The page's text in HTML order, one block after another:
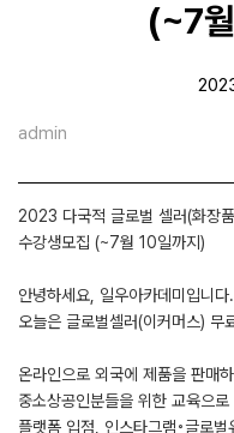
(~7
admin
2023 다국적 글로벌 셀러(화장
수강생모집 (~7월 10일까지)
안녕하세요, 일우아카데미입니다.
오늘은 글로벌셀러(이커머스) 무
온라인으로 외국에 제품을 판매
중소상공인분들을 위한 교육으로
플랫폼 입점, 인스타그램◦글로벌